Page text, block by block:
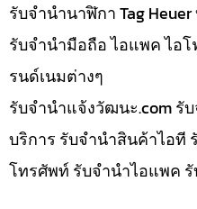
รับจำนำนาฬิกา Tag
รับจำนำมือถือ ไอแพค ไอ
รนด์เนมต่างๆ
รับจํานําแจ้งวัฒนะ.com รั
บริการ รับจำนำสินค้าไอที
โทรศัพท์ รับจำนำไอแพค